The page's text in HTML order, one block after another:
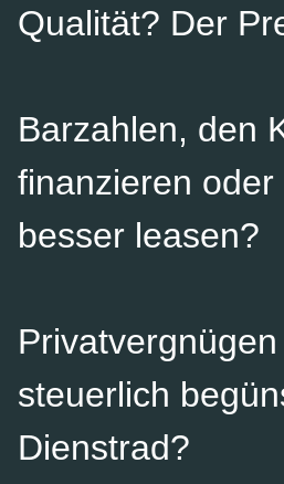
Qualität? Der
Barzahlen, den
finanzieren oder
besser leasen?
steuerlich
Dienstrad?